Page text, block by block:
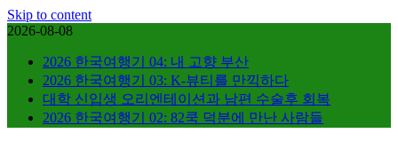
Skip to content
2026-08-08
2026 한국여행기 04: 내 고향 부산
2026 한국여행기 03: K-뷰티를 만끽하다
대학 신입생 오리엔테이션과 남편 수술후 회복
2026 한국여행기 02: 82쿡 덕분에 만난 사람들